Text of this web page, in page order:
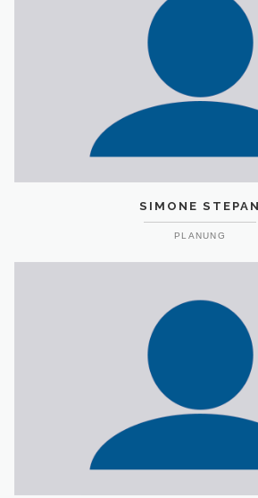
SIMONE STEPAN
PLANUNG